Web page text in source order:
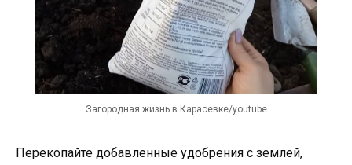
Загородная жизнь в Карасевке/youtube
Перекопайте добавленные удобрения с землёй,